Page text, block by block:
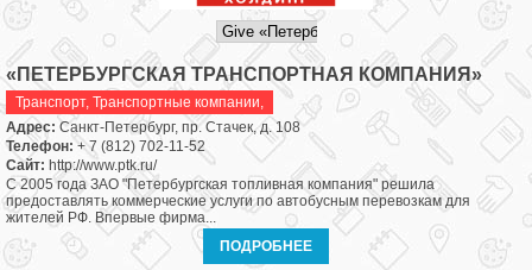
«ПЕТЕРБУРГСКАЯ ТРАНСПОРТНАЯ КОМПАНИЯ»
Транспорт, Транспортные компании,
Адрес: Санкт-Петербург, пр. Стачек, д. 108
Телефон:+ 7 (812) 702-11-52
Сайт: http://www.ptk.ru/
С 2005 года ЗАО "Петербургская топливная компания" решила
предоставлять коммерческие услуги по автобусным перевозкам для
жителей РФ. Впервые фирма...
ПОДРОБНЕЕ